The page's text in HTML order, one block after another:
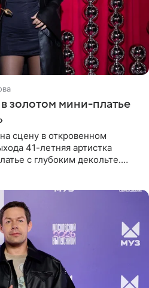
золотом мини-платье
сцену в откровенном
41-летняя артистка
с глубоким декольте.